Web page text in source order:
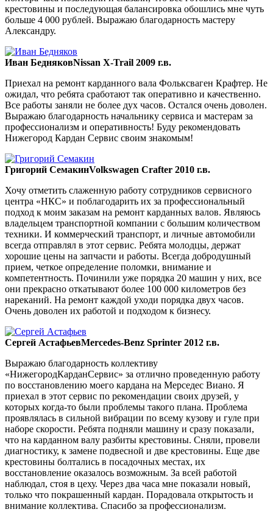
крестовины и последующая балансировка обошлись мне чуть
больше 4 000 рублей. Выражаю благодарность мастеру
Александру.
Иван БедняковNissan X-Trail 2009 г.в.
Приехал на ремонт карданного вала Фольксваген Крафтер. Не
ожидал, что ребята сработают так оперативно и качественно.
Все работы заняли не более дух часов. Остался очень доволен.
Выражаю благодарность начальнику сервиса и мастерам за
профессионализм и оперативность! Буду рекомендовать
Нижегород Кардан Сервис своим знакомым!
Григорий СемакинVolkswagen Crafter 2010 г.в.
Хочу отметить слаженную работу сотрудников сервисного
центра «НКС» и поблагодарить их за профессиональный
подход к моим заказам на ремонт карданных валов. Являюсь
владельцем транспортной компании с большим количеством
техники. И коммерческий транспорт, и личные автомобили
всегда отправлял в этот сервис. Ребята молодцы, держат
хорошие цены на запчасти и работы. Всегда добродушный
прием, четкое определение поломки, внимание и
компетентность. Починили уже порядка 20 машин у них, все
они прекрасно откатывают более 100 000 километров без
нареканий. На ремонт каждой уходи порядка двух часов.
Очень доволен их работой и подходом к бизнесу.
Сергей АстафьевMercedes-Benz Sprinter 2012 г.в.
Выражаю благодарность коллективу
«НижегородКарданСервис» за отлично проведенную работу
по восстановлению моего кардана на Мерседес Виано. Я
приехал в этот сервис по рекомендации своих друзей, у
которых когда-то были проблемы такого плана. Проблема
проявлялась в сильной вибрации по всему кузову и гуле при
наборе скорости. Ребята подняли машину и сразу показали,
что на карданном валу разбиты крестовины. Сняли, провели
диагностику, к замене подвесной и две крестовины. Еще две
крестовины болтались в посадочных местах, их
восстановление оказалось возможным. За всей работой
наблюдал, стоя в цеху. Через два часа мне показали новый,
только что покрашенный кардан. Порадовала открытость и
внимание коллектива. Спасибо за профессионализм.